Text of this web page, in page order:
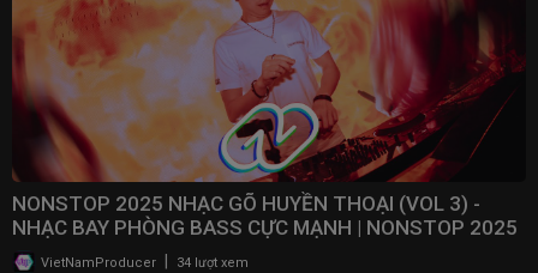
NONSTOP 2025 NHẠC GÕ HUYỀN THOẠI (VOL 3) -
NHẠC BAY PHÒNG BASS CỰC MẠNH | NONSTOP 2025
VINAHOUSE
VietNamProducer 34 lượt xem